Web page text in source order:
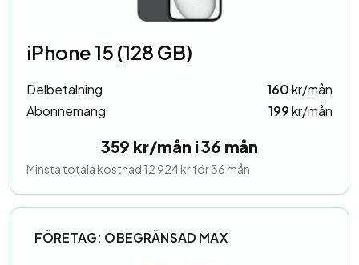
iPhone 15 (128 GB)
Delbetalning 160kr/mån
Abonnemang
199kr/mån
359 kr/mån i 36 mån
Minsta totala kostnad 12 924 kr för 36 mån
FÖRETAG: OBEGRÄNSAD MAX